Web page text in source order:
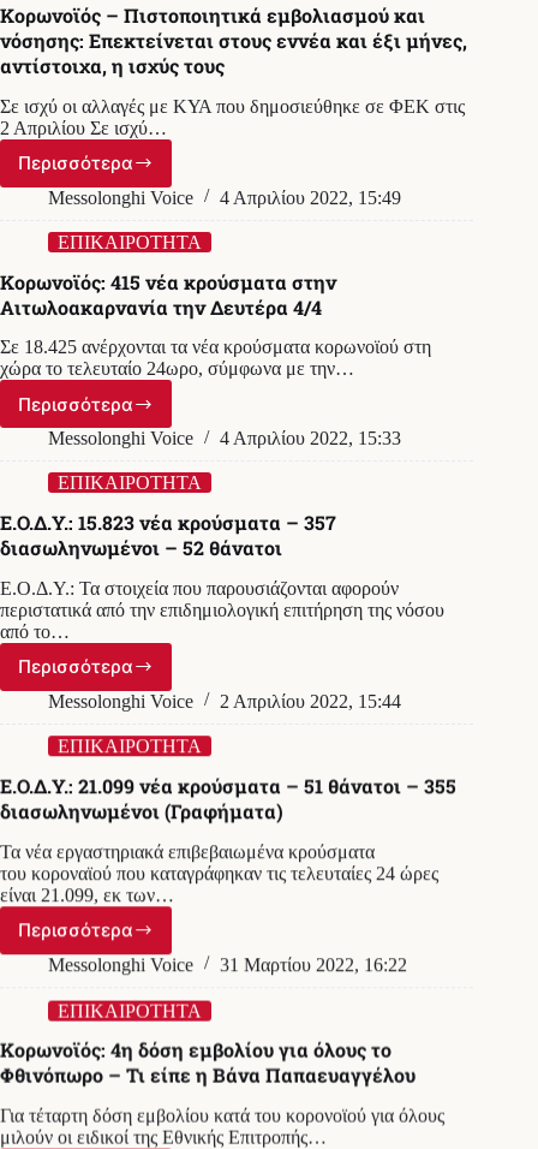
Αιτωλοακαρνανία,
18.988
στη
και
70
θάνατοι
Κορωνοϊός – Πιστοποιητικά εμβολιασμού και
νόσησης: Επεκτείνεται στους εννέα και έξι μήνες,
αντίστοιχα, η ισχύς τους
Σε ισχύ οι αλλαγές με ΚΥΑ που δημοσιεύθηκε σε ΦΕΚ στις
2 Απριλίου Σε ισχύ…
Περισσότερα
Κορωνοϊός
–
εμβολιασμού
νόσησης:
Επεκτείνεται
εννέα
και
έξι
μήνες,
αντίστοιχα,
η
ισχύς
τους
Messolonghi Voice 4 Απριλίου 2022, 15:49
ΕΠΙΚΑΙΡΟΤΗΤΑ
Κορωνοϊός: 415 νέα κρούσματα στην
Αιτωλοακαρνανία την Δευτέρα 4/4
Σε 18.425 ανέρχονται τα νέα κρούσματα κορωνοϊού στη
χώρα το τελευταίο 24ωρο, σύμφωνα με την…
Περισσότερα
Κορωνοϊός:
415
κρούσματα
Αιτωλοακαρνανία
την
4/4
Messolonghi Voice 4 Απριλίου 2022, 15:33
ΕΠΙΚΑΙΡΟΤΗΤΑ
Ε.Ο.Δ.Υ.: 15.823 νέα κρούσματα – 357
διασωληνωμένοι – 52 θάνατοι
Ε.Ο.Δ.Υ.: Τα στοιχεία που παρουσιάζονται αφορούν
περιστατικά από την επιδημιολογική επιτήρηση της νόσου
από το…
Περισσότερα
Ε.Ο.Δ.Υ.:
15.823
κρούσματα
357
διασωληνωμένοι
52
θάνατοι
Messolonghi Voice 2 Απριλίου 2022, 15:44
ΕΠΙΚΑΙΡΟΤΗΤΑ
Ε.Ο.Δ.Υ.: 21.099 νέα κρούσματα – 51 θάνατοι – 355
διασωληνωμένοι (Γραφήματα)
Τα νέα εργαστηριακά επιβεβαιωμένα κρούσματα
του κοροναϊού που καταγράφηκαν τις τελευταίες 24 ώρες
είναι 21.099, εκ των…
Περισσότερα
Ε.Ο.Δ.Υ.:
21.099
κρούσματα
51
θάνατοι
355
Messolonghi Voice 31 Μαρτίου 2022, 16:22
ΕΠΙΚΑΙΡΟΤΗΤΑ
Κορωνοϊός: 4η δόση εμβολίου για όλους το
Φθινόπωρο – Τι είπε η Βάνα Παπαευαγγέλου
Για τέταρτη δόση εμβολίου κατά του κορονοϊού για όλους
μιλούν οι ειδικοί της Εθνικής Επιτροπής…